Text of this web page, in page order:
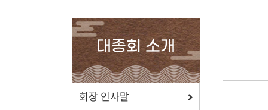
포상/장학
대종회 소개
회장 인사말